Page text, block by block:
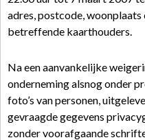
adres, postcode, woonplaats
betreffende kaarthouders.
Na een aanvankelijke
onderneming alsnog onder
foto’s van personen,
gevraagde gegevens
zonder voorafgaande